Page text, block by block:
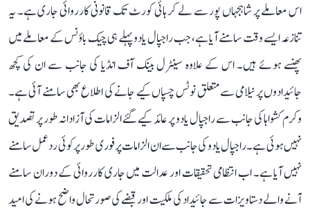
اس معاملے پر شاہجہاں پور سے لے کر ہائی کورٹ تک قانونی کارروائی جاری ہے۔ یہ
تنازعہ ایسے وقت سامنے آیا ہے، جب راجپال یادو پہلے ہی چیک باؤنس کے معاملے میں
پھنسے ہوئے ہیں۔ اس کے علاوہ سینٹرل بینک آف انڈیا کی جانب سے ان کی کچھ
جائیدادوں پر نیلامی سے متعلق نوٹس چسپاں کیے جانے کی اطلاع بھی سامنے آئی ہے۔
وکرم کشواہا کی جانب سے راجپال یادو پر عائد کیے گئے الزامات کی آزادانہ طور پر تصدیق
نہیں ہوئی ہے۔ راجپال یادو کی جانب سے ان الزامات پر فوری طور پر کوئی ردعمل سامنے
نہیں آیا ہے۔ اب انتظامی تحقیقات اور عدالت میں جاری کارروائی کے دوران سامنے
آنے والے دستاویزات سے جائیداد کی ملکیت اور قبضے کی صورتحال واضح ہونے کی امید